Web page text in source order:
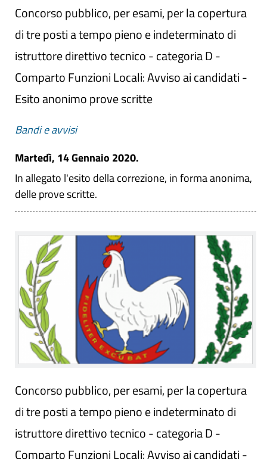
Concorso pubblico, per esami, per la copertura
di tre posti a tempo pieno e indeterminato di
istruttore direttivo tecnico - categoria D -
Comparto Funzioni Locali: Avviso ai candidati -
Esito anonimo prove scritte
Bandi e avvisi
Martedì, 14 Gennaio 2020.
In allegato l'esito della correzione, in forma anonima,
delle prove scritte.
Concorso pubblico, per esami, per la copertura
di tre posti a tempo pieno e indeterminato di
istruttore direttivo tecnico - categoria D -
Comparto Funzioni Locali: Avviso ai candidati -